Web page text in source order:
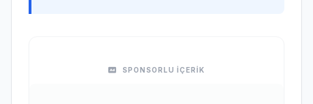
SPONSORLU İÇERİK